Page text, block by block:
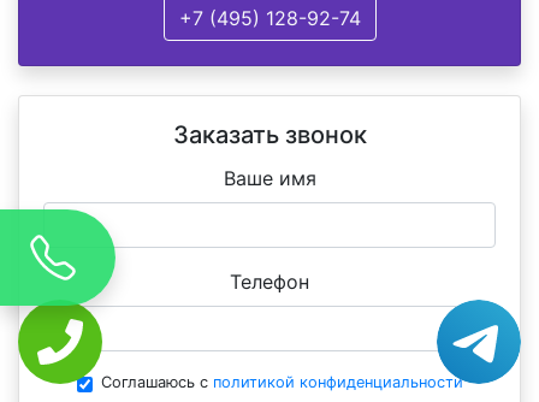
+7 (495) 128-92-74
Заказать звонок
Ваше имя
Телефон
Соглашаюсь с политикой конфиденциальности